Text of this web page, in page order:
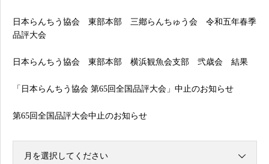
日本らんちう協会 東部本部 三鄕らんちゅう会 令和五年春季
品評大会
日本らんちう協会 東部本部 横浜観魚会支部 弐歳会 結果
「日本らんちう協会 第65回全国品評大会」中止のお知らせ
第65回全国品評大会中止のお知らせ
月を選択してください